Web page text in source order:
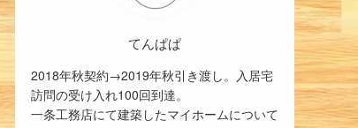
てんぱぱ
2018年秋契約→2019年秋引き渡し。入居宅
訪問の受け入れ100回到達。
一条工務店にて建築したマイホームについて